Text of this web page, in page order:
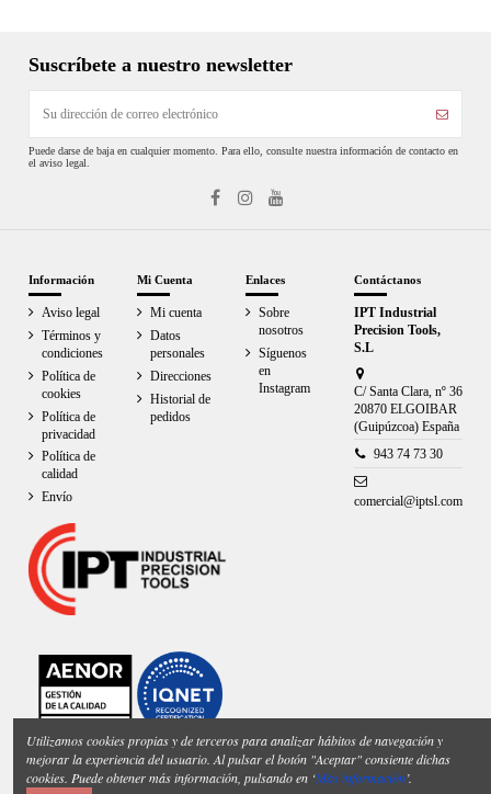
Suscríbete a nuestro newsletter
Puede darse de baja en cualquier momento. Para ello, consulte nuestra información de contacto en
el aviso legal.
Información
Aviso legal
Términos y
condiciones
Política de
cookies
Política de
privacidad
Política de
calidad
Envío
Mi Cuenta
Mi cuenta
Datos
personales
Direcciones
Historial de
pedidos
Enlaces
Sobre
nosotros
Síguenos
en
Instagram
Contáctanos
IPT Industrial
Precision Tools,
S.L
C/ Santa Clara, nº 36
20870 ELGOIBAR
(Guipúzcoa) España
943 74 73 30
comercial@iptsl.com
Utilizamos cookies propias y de terceros para analizar hábitos de navegación y
mejorar la experiencia del usuario. Al pulsar el botón "Aceptar" consiente dichas
cookies. Puede obtener más información, pulsando en ‘Más información’.